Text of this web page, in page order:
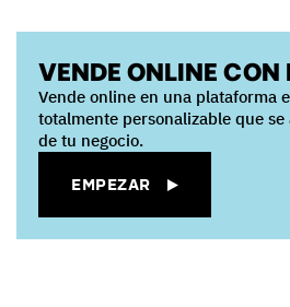
VENDE ONLINE CON
Vende online en una plataforma
totalmente personalizable que
de tu negocio.
EMPEZAR